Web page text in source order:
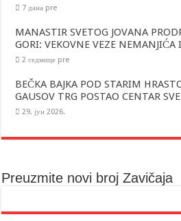
7 дана pre
MANASTIR SVETOG JOVANA
GORI: VEKOVNE VEZE NEMANJIĆA
2 седмице pre
BEČKA BAJKA POD STARIM
GAUSOV TRG POSTAO CENTAR
29. јун 2026.
Preuzmite novi broj Zavičaja